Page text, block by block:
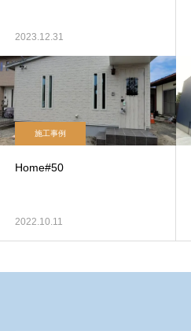
2023.12.31
施工事例
Home#50
2022.10.11